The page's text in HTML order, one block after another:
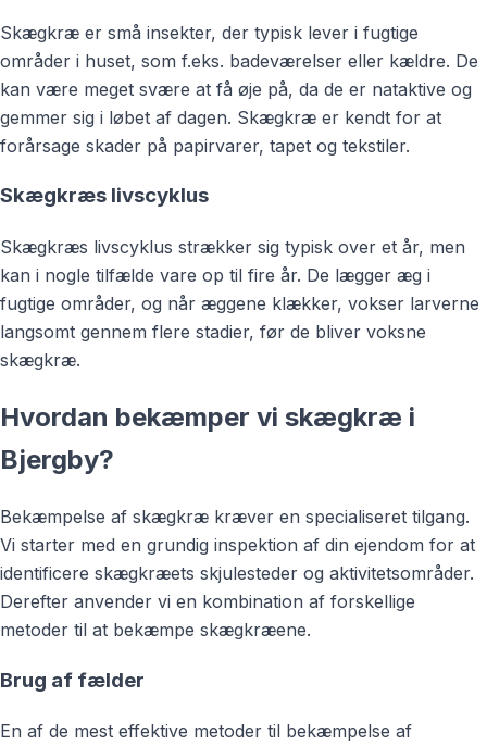
Skægkræ er små insekter, der typisk lever i fugtige
områder i huset, som f.eks. badeværelser eller kældre. De
kan være meget svære at få øje på, da de er nataktive og
gemmer sig i løbet af dagen. Skægkræ er kendt for at
forårsage skader på papirvarer, tapet og tekstiler.
Skægkræs livscyklus
Skægkræs livscyklus strækker sig typisk over et år, men
kan i nogle tilfælde vare op til fire år. De lægger æg i
fugtige områder, og når æggene klækker, vokser larverne
langsomt gennem flere stadier, før de bliver voksne
skægkræ.
Hvordan bekæmper vi skægkræ i
Bjergby?
Bekæmpelse af skægkræ kræver en specialiseret tilgang.
Vi starter med en grundig inspektion af din ejendom for at
identificere skægkræets skjulesteder og aktivitetsområder.
Derefter anvender vi en kombination af forskellige
metoder til at bekæmpe skægkræene.
Brug af fælder
En af de mest effektive metoder til bekæmpelse af